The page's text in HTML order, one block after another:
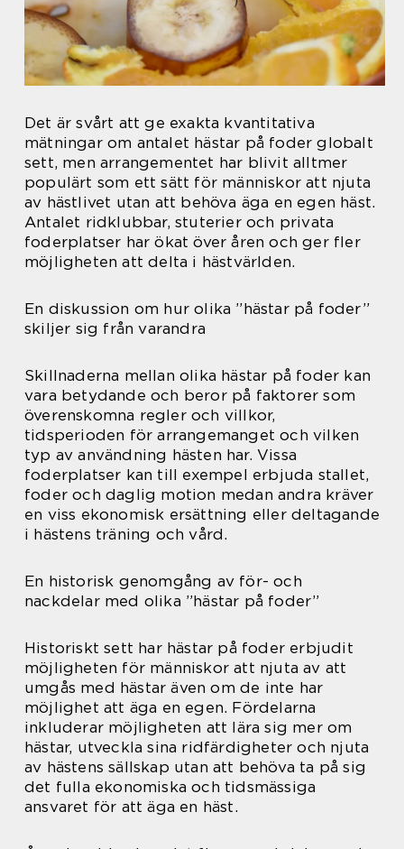
Det är svårt att ge exakta kvantitativa
mätningar om antalet hästar på foder globalt
sett, men arrangementet har blivit alltmer
populärt som ett sätt för människor att njuta
av hästlivet utan att behöva äga en egen häst.
Antalet ridklubbar, stuterier och privata
foderplatser har ökat över åren och ger fler
möjligheten att delta i hästvärlden.
En diskussion om hur olika ”hästar på foder”
skiljer sig från varandra
Skillnaderna mellan olika hästar på foder kan
vara betydande och beror på faktorer som
överenskomna regler och villkor,
tidsperioden för arrangemanget och vilken
typ av användning hästen har. Vissa
foderplatser kan till exempel erbjuda stallet,
foder och daglig motion medan andra kräver
en viss ekonomisk ersättning eller deltagande
i hästens träning och vård.
En historisk genomgång av för- och
nackdelar med olika ”hästar på foder”
Historiskt sett har hästar på foder erbjudit
möjligheten för människor att njuta av att
umgås med hästar även om de inte har
möjlighet att äga en egen. Fördelarna
inkluderar möjligheten att lära sig mer om
hästar, utveckla sina ridfärdigheter och njuta
av hästens sällskap utan att behöva ta på sig
det fulla ekonomiska och tidsmässiga
ansvaret för att äga en häst.